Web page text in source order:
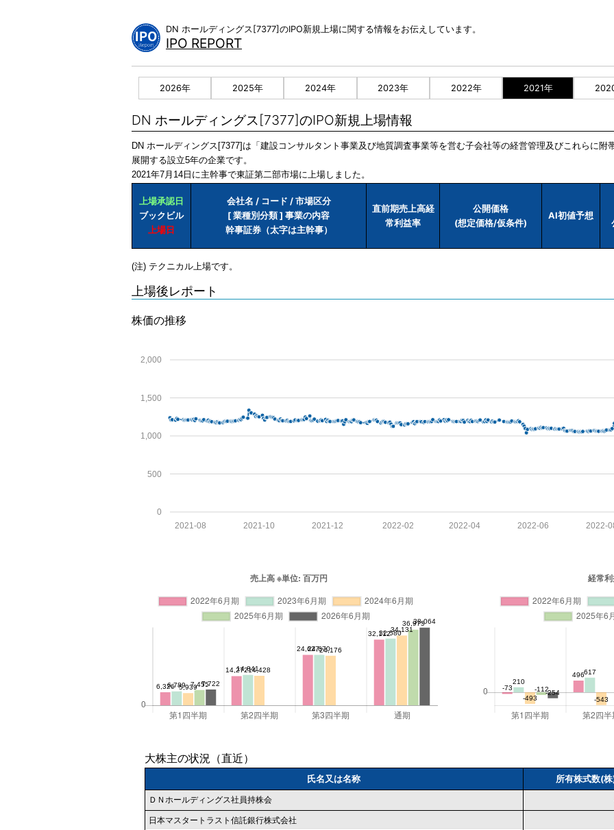
DN ホールディングス[7377]のIPO新規上場に関する情報をお伝えしています。
IPO REPORT
2026年 2025年 2024年 2023年 2022年 2021年
DN ホールディングス[7377]のIPO新規上場情報
DN ホールディングス[7377]は「建設コンサルタント事業及び地質調査事業等を営む子会社等の経営管理及びこれらに附
展開する設立5年の企業です。
2021年7月14日に主幹事で東証第二部市場に上場しました。
上場承認日
ブックビル
上場日
会社名 / コード / 市場区分
[ 業種別分類 ] 事業の内容
幹事証券（太字は主幹事）
直前期売上高経
常利益率
公開価格
(想定価格/仮条件)
AI初値予想
(注) テクニカル上場です。
上場後レポート
株価の推移
0
500
1,000
1,500
2,000
2022-
2022-06
2022-04
2022-02
2021-12
2021-10
2021-08
大株主の状況（直近）
氏名又は名称 所有株式数(株
ＤＮホールディングス社員持株会
日本マスタートラスト信託銀行株式会社